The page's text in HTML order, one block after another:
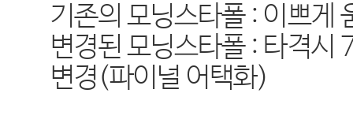
기존의 모닝스타폴 : 이쁘게
변경된 모닝스타폴 : 타격시
변경(파이널 어택화)